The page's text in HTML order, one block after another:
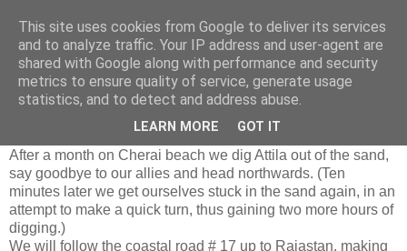
Internjet.no
Heading North
After a month on Cherai beach we dig Attila out of the sand,
say goodbye to our allies and head northwards. (Ten
minutes later we get ourselves stuck in the sand again, in an
attempt to make a quick turn, thus gaining two more hours of
digging.)
We will follow the coastal road # 17 up to Rajastan, making
This site uses cookies from Google to deliver its services
and to analyze traffic. Your IP address and user-agent are
shared with Google along with performance and security
metrics to ensure quality of service, generate usage
statistics, and to detect and address abuse.
LEARN MORE GOT IT